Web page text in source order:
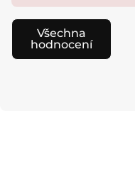
Všechna
hodnocení